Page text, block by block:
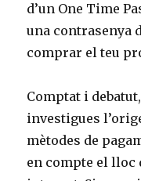
d’un One Time
una contrasenya
comprar el teu
Comptat i
investigues
mètodes de
en compte el lloc